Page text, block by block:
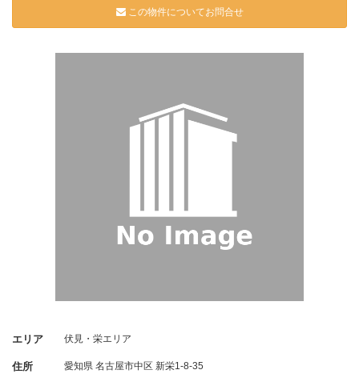
この物件についてお問合せ
エリア 伏見・栄エリア
住所 愛知県 名古屋市中区 新栄1-8-35